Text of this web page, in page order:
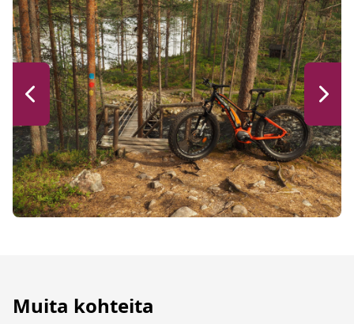
Muita kohteita